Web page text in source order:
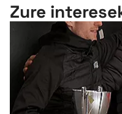
Zure